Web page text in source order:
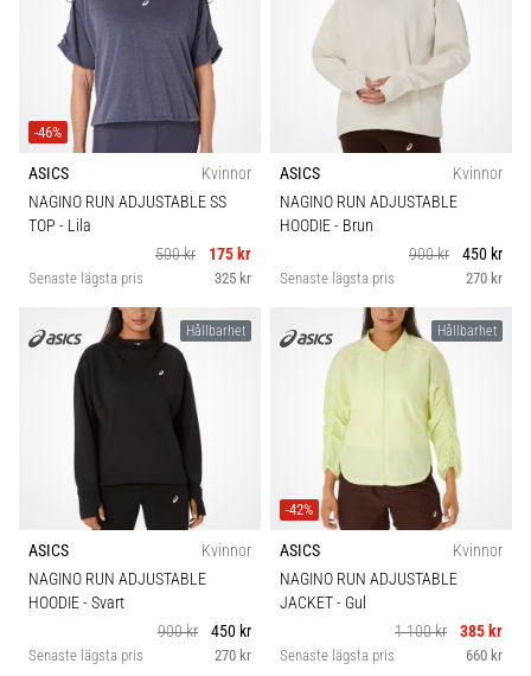
fasciit:
Symptom,
orsaker
och
behandling
Upplever
du
skarp
under
efter
löpning?
vanligaste
orsakerna
plantar
fasciit.
Vad
det…
Kollektion
Kategori
Passform
Hållbarhet
-46%
ASICS
Kvinnor
NAGINO RUN ADJUSTABLE SS
TOP - Lila
500 kr
175 kr
Senaste lägsta pris 325 kr
ASICS
Kvinnor
NAGINO RUN ADJUSTABLE
HOODIE- Brun
900 kr
450 kr
Senaste lägsta pris 270 kr
Hållbarhet
ASICS
Kvinnor
NAGINO RUN ADJUSTABLE
HOODIE- Svart
900 kr
450 kr
Senaste lägsta pris 270 kr
Hållbarhet
-42%
ASICS
Kvinnor
NAGINO RUN ADJUSTABLE
JACKET- Gul
1 100 kr
385 kr
Senaste lägsta pris 660 kr